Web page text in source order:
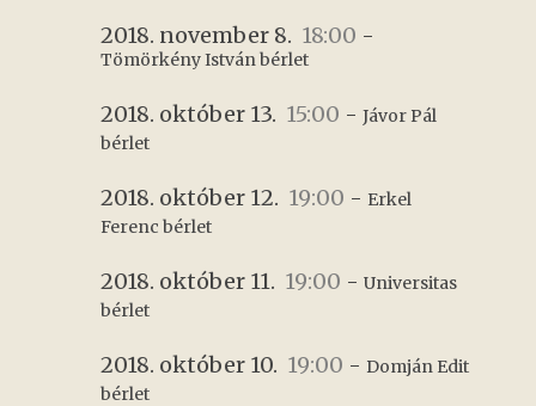
2018. november 8. 18:00 -
Tömörkény István bérlet
2018. október 13. 15:00 - Jávor Pál
bérlet
2018. október 12. 19:00 - Erkel
Ferenc bérlet
2018. október 11. 19:00 - Universitas
bérlet
2018. október 10. 19:00 - Domján Edit
bérlet